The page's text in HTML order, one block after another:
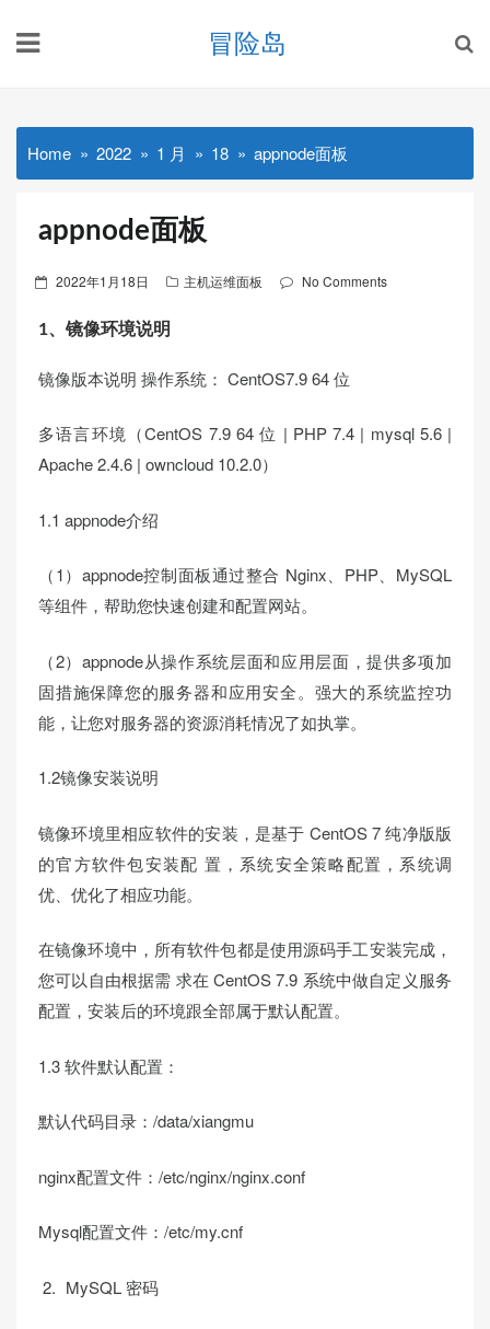
冒险岛
Home 2022 1 月 18 appnode面板
appnode面板
Posted
2022年1月18日 主机运维面板 No Comments
1、镜像环境说明
镜像版本说明 操作系统： CentOS7.9 64 位
多语言环境（CentOS 7.9 64 位 | PHP 7.4 | mysql 5.6 |
Apache 2.4.6 | owncloud 10.2.0）
1.1 appnode介绍
（1）appnode控制面板通过整合 Nginx、PHP、MySQL
等组件，帮助您快速创建和配置网站。
（2）appnode从操作系统层面和应用层面，提供多项加
固措施保障您的服务器和应用安全。强大的系统监控功
能，让您对服务器的资源消耗情况了如执掌。
1.2镜像安装说明
镜像环境里相应软件的安装，是基于 CentOS 7 纯净版版
的官方软件包安装配 置，系统安全策略配置，系统调
优、优化了相应功能。
在镜像环境中，所有软件包都是使用源码手工安装完成，
您可以自由根据需 求在 CentOS 7.9 系统中做自定义服务
配置，安装后的环境跟全部属于默认配置。
1.3 软件默认配置：
默认代码目录：/data/xiangmu
nginx配置文件：/etc/nginx/nginx.conf
Mysql配置文件：/etc/my.cnf
MySQL 密码